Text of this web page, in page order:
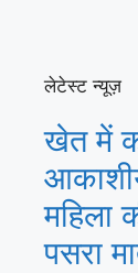
लेटेस्ट न्यूज़
खेत में
महिला
पसरा